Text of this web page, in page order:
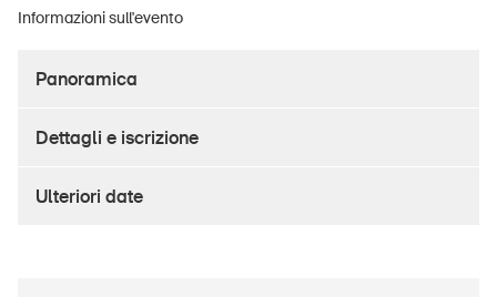
Edifici e impianti
Bambini
Scuola
Informazioni sull'evento
Panoramica
Dettagli e iscrizione
Ulteriori date